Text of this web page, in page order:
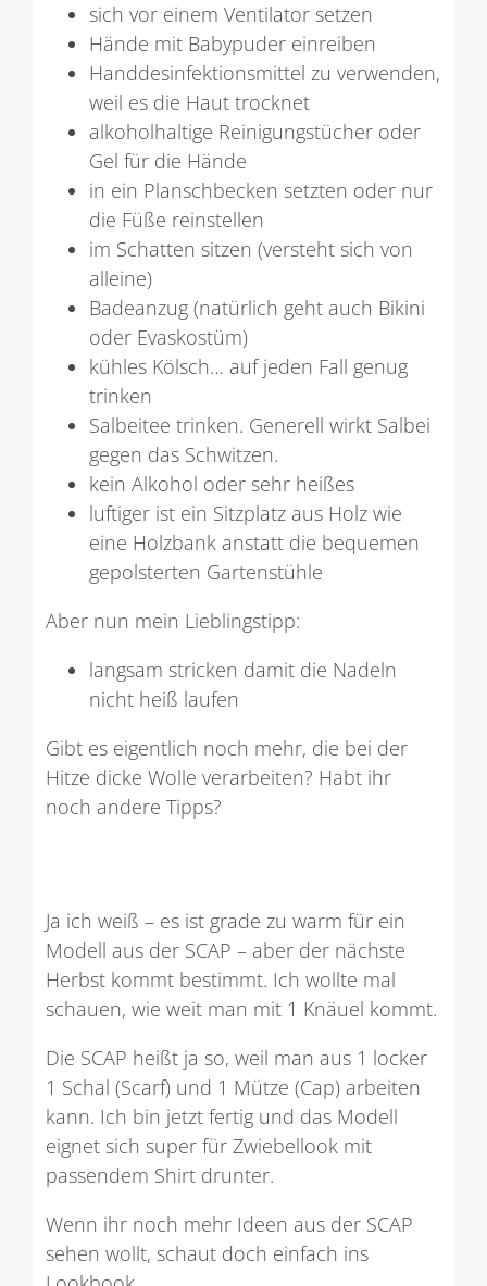
sich vor einem Ventilator setzen
Hände mit Babypuder einreiben
Handdesinfektionsmittel zu verwenden,
weil es die Haut trocknet
alkoholhaltige Reinigungstücher oder
Gel für die Hände
in ein Planschbecken setzten oder nur
die Füße reinstellen
im Schatten sitzen (versteht sich von
alleine)
Badeanzug (natürlich geht auch Bikini
oder Evaskostüm)
kühles Kölsch… auf jeden Fall genug
trinken
Salbeitee trinken. Generell wirkt Salbei
gegen das Schwitzen.
kein Alkohol oder sehr heißes
luftiger ist ein Sitzplatz aus Holz wie
eine Holzbank anstatt die bequemen
gepolsterten Gartenstühle
Aber nun mein Lieblingstipp:
langsam stricken damit die Nadeln
nicht heiß laufen
Gibt es eigentlich noch mehr, die bei der
Hitze dicke Wolle verarbeiten? Habt ihr
noch andere Tipps?
Ja ich weiß – es ist grade zu warm für ein
Modell aus der SCAP – aber der nächste
Herbst kommt bestimmt. Ich wollte mal
schauen, wie weit man mit 1 Knäuel kommt.
Die SCAP heißt ja so, weil man aus 1 locker
1 Schal (Scarf) und 1 Mütze (Cap) arbeiten
kann. Ich bin jetzt fertig und das Modell
eignet sich super für Zwiebellook mit
passendem Shirt drunter.
Wenn ihr noch mehr Ideen aus der SCAP
sehen wollt, schaut doch einfach ins